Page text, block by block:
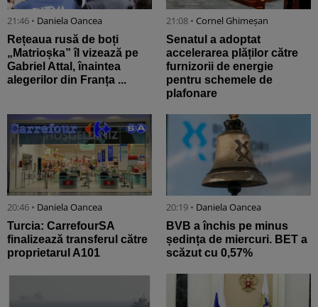
21:46 • Daniela Oancea
Rețeaua rusă de boți
„Matrioșka” îl vizează pe
Gabriel Attal, înaintea
alegerilor din Franța ...
21:08 • Cornel Ghimeșan
Senatul a adoptat
accelerarea plăților către
furnizorii de energie
pentru schemele de
plafonare
20:46 • Daniela Oancea
Turcia: CarrefourSA
finalizează transferul către
proprietarul A101
20:19 • Daniela Oancea
BVB a închis pe minus
ședința de miercuri. BET a
scăzut cu 0,57%